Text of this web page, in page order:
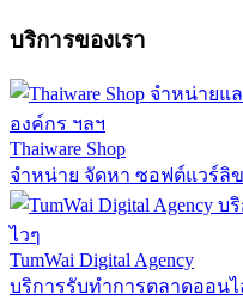
บริการของเรา
Thaiware Shop
จำหน่าย จัดหา ซอฟต์แวร์ลิ
TumWai Digital Agency
บริการรับทำการตลาดออน